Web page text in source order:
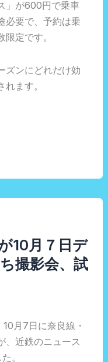
」が600円で乗車
必要で、予約は乗
定です。
ズンにどれだけ効
ます。
10月７日デ
撮影会、試
月7日に奈良線・
、近鉄のニュース
。